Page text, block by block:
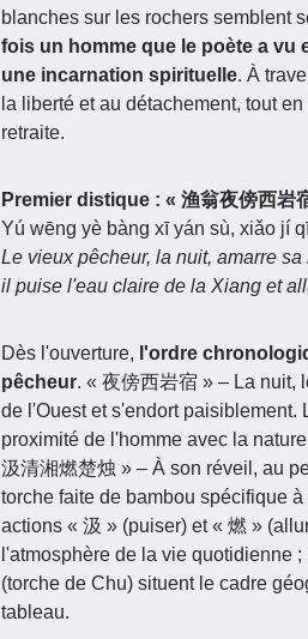
blanches sur les rochers semblent
fois un homme que le poète a vu
une incarnation spirituelle. À
la liberté et au détachement, tout
retraite.
Premier distique : « 渔翁夜傍西岩
Yú wēng yè bàng xī yán sù, xiǎo jí
Le vieux pêcheur, la nuit, amarre
il puise l'eau claire de la Xiang et
Dès l'ouverture, l'ordre
pêcheur. « 夜傍西岩宿 » – La nuit,
de l'Ouest et s'endort paisiblement.
proximité de l'homme avec la
汲清湘燃楚烛 » – À son réveil, au
torche faite de bambou spécifique
actions « 汲 » (puiser) et « 燃 »
l'atmosphère de la vie quotidienne
(torche de Chu) situent le cadre
tableau.